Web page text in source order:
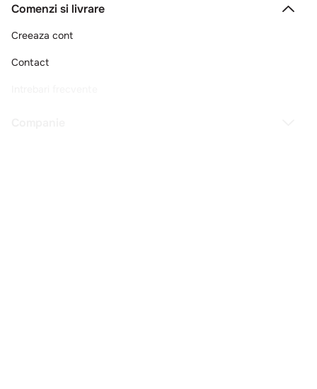
Comenzi si livrare
Creeaza cont
Contact